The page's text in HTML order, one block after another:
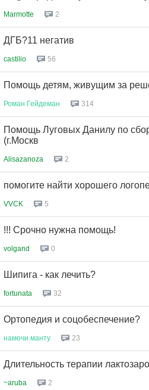
Marmotte 2
ДГБ?11 негатив
castilio 56
Помощь детям, живущим за
Роман Гейдеман 314
Помощь Луговых Данилу по
(г.Москв
Alisazanoza 2
помогите найти хорошего
VVCK 5
!!! Срочно нужна помощь!
volgand 0
Шипига - как лечить?
fortunata 32
Ортопедия и соцобеспечение?
намочи манту 23
Длительность терапии
~aruba 2